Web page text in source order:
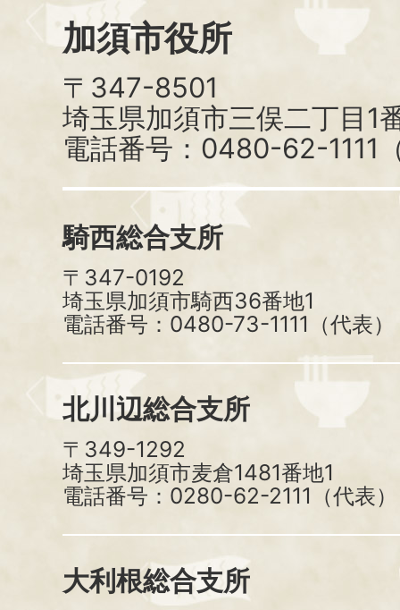
加須市役所
〒347-8501
埼玉県加須市三俣二丁目1
電話番号：0480-62-1111
騎西総合支所
〒347-0192
埼玉県加須市騎西36番地1
電話番号：0480-73-1111（代表）
北川辺総合支所
〒349-1292
埼玉県加須市麦倉1481番地1
電話番号：0280-62-2111（代表）
大利根総合支所